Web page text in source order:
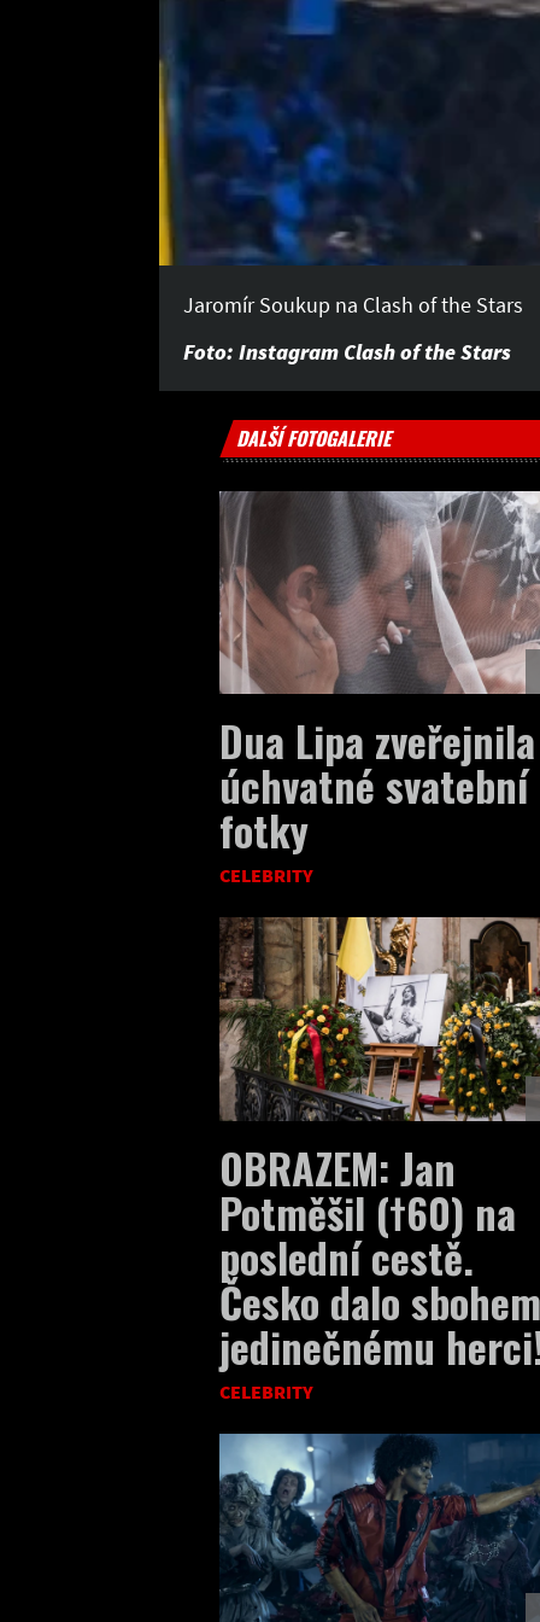
Jaromír Soukup na Clash of the Stars
Foto: Instagram Clash of the Stars
DALŠÍ FOTOGALERIE
Dua Lipa zveřejnila
úchvatné svatební
fotky
CELEBRITY
OBRAZEM: Jan
Potměšil (†60) na
poslední cestě.
Česko dalo sbohem
jedinečnému
CELEBRITY